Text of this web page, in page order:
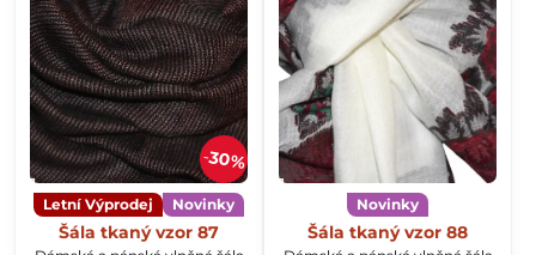
30%
Letní Výprodej Novinky
Šála tkaný vzor 87
Novinky
Šála tkaný vzor 88